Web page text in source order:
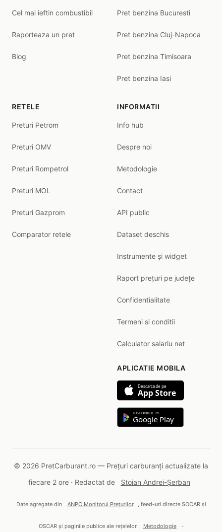
Cel mai ieftin combustibil
Raporteaza un pret
Blog
Pret benzina Bucuresti
Pret benzina Cluj-Napoca
Pret benzina Timisoara
Pret benzina Iasi
RETELE
Preturi Petrom
Preturi OMV
Preturi Rompetrol
Preturi MOL
Preturi Gazprom
Comparator retele
INFORMATII
Info hub
Despre noi
Metodologie
Contact
API public
Dataset deschis
Instrumente și widget
Raport prețuri pe județe
Confidentialitate
Termeni si conditii
Calculator salariu net
APLICATIE MOBILA
Descarca de pe
App Store
DISPONIBIL PE
Google Play
© 2026 PretCarburant.ro — Prețuri carburanți actualizate la
fiecare 2 ore · Redactat de
Stoian Andrei-Șerban
Date agregate din ANPC Monitorul Prețurilor , feed-uri directe SOCAR și
OSCAR și paginile publice ale rețelelor. Metodologie ·